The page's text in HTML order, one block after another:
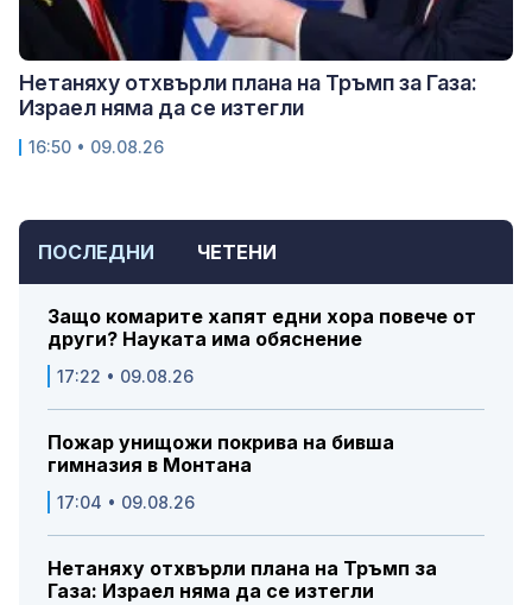
ПОСЛЕДНИ ЧЕТЕНИ
Защо комарите хапят едни хора повече от
други? Науката има обяснение
17:22 • 09.08.26
Пожар унищожи покрива на бивша
гимназия в Монтана
17:04 • 09.08.26
Нетаняху отхвърли плана на Тръмп за
Газа: Израел няма да се изтегли
Нетаняху отхвърли плана на Тръмп за Газа:
Израел няма да се изтегли
16:50 • 09.08.26